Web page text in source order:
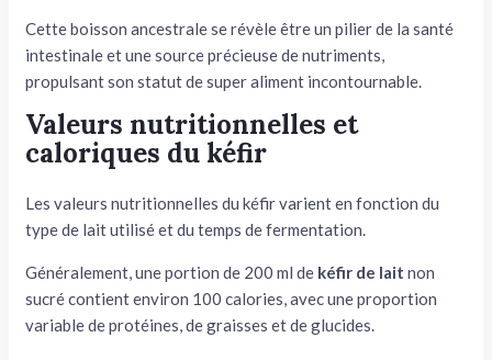
Cette boisson ancestrale se révèle être un pilier de la santé
intestinale et une source précieuse de nutriments,
propulsant son statut de super aliment incontournable.
Valeurs nutritionnelles et
caloriques du kéfir
Les valeurs nutritionnelles du kéfir varient en fonction du
type de lait utilisé et du temps de fermentation.
Généralement, une portion de 200 ml de kéfir de lait non
sucré contient environ 100 calories, avec une proportion
variable de protéines, de graisses et de glucides.